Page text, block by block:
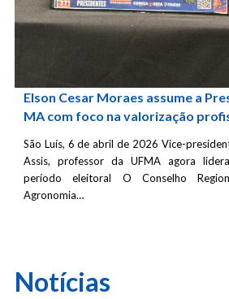
Elson Cesar Moraes assume a
MA com foco na valorização
São Luís, 6 de abril de 2026 Vice-
Assis, professor da UFMA agora
período eleitoral O Conselho
Agronomia…
Notícias